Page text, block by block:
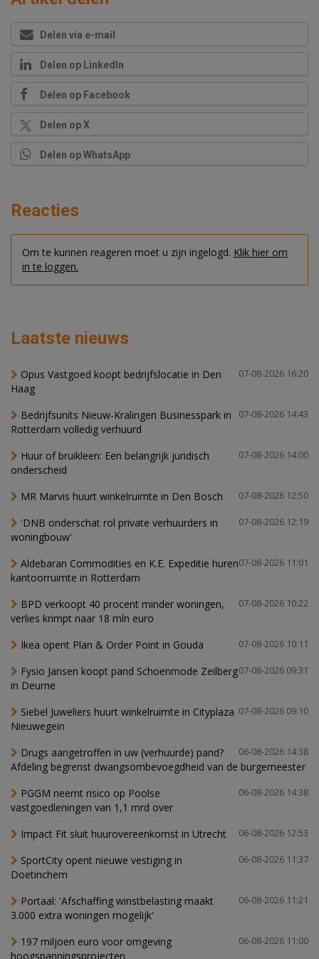
Delen via e-mail
Delen op LinkedIn
Delen op Facebook
Delen op X
Delen op WhatsApp
Reacties
Om te kunnen reageren moet u zijn ingelogd. Klik hier om
in te loggen.
Laatste nieuws
07-08-2026 16:20
Opus Vastgoed koopt bedrijfslocatie in Den
Haag
07-08-2026 14:43
Bedrijfsunits Nieuw-Kralingen Businesspark in
Rotterdam volledig verhuurd
07-08-2026 14:00
Huur of bruikleen: Een belangrijk juridisch
onderscheid
07-08-2026 12:50
MR Marvis huurt winkelruimte in Den Bosch
07-08-2026 12:19
'DNB onderschat rol private verhuurders in
woningbouw'
07-08-2026 11:01
Aldebaran Commodities en K.E. Expeditie huren
kantoorruimte in Rotterdam
07-08-2026 10:22
BPD verkoopt 40 procent minder woningen,
verlies krimpt naar 18 mln euro
07-08-2026 10:11
Ikea opent Plan & Order Point in Gouda
07-08-2026 09:31
Fysio Jansen koopt pand Schoenmode Zeilberg
in Deurne
07-08-2026 09:10
Siebel Juweliers huurt winkelruimte in Cityplaza
Nieuwegein
06-08-2026 14:38
Drugs aangetroffen in uw (verhuurde) pand?
Afdeling begrenst dwangsombevoegdheid van de burgemeester
06-08-2026 14:38
PGGM neemt risico op Poolse
vastgoedleningen van 1,1 mrd over
06-08-2026 12:53
Impact Fit sluit huurovereenkomst in Utrecht
06-08-2026 11:37
SportCity opent nieuwe vestiging in
Doetinchem
06-08-2026 11:21
Portaal: 'Afschaffing winstbelasting maakt
3.000 extra woningen mogelijk'
06-08-2026 11:00
197 miljoen euro voor omgeving
hoogspanningsprojecten